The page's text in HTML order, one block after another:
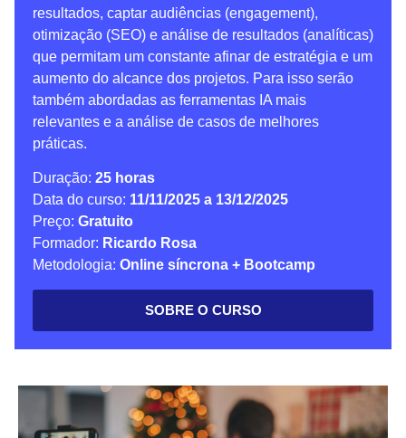
resultados, captar audiências (engagement),
otimização (SEO) e análise de resultados (analíticas)
que permitam um constante afinar de estratégia e um
aumento do alcance dos projetos. Para isso serão
também abordadas as ferramentas IA mais
relevantes e a análise de casos de melhores
práticas.
Duração: 25 horas
Data do curso: 11/11/2025 a 13/12/2025
Preço: Gratuito
Formador: Ricardo Rosa
Metodologia: Online síncrona + Bootcamp
SOBRE O CURSO